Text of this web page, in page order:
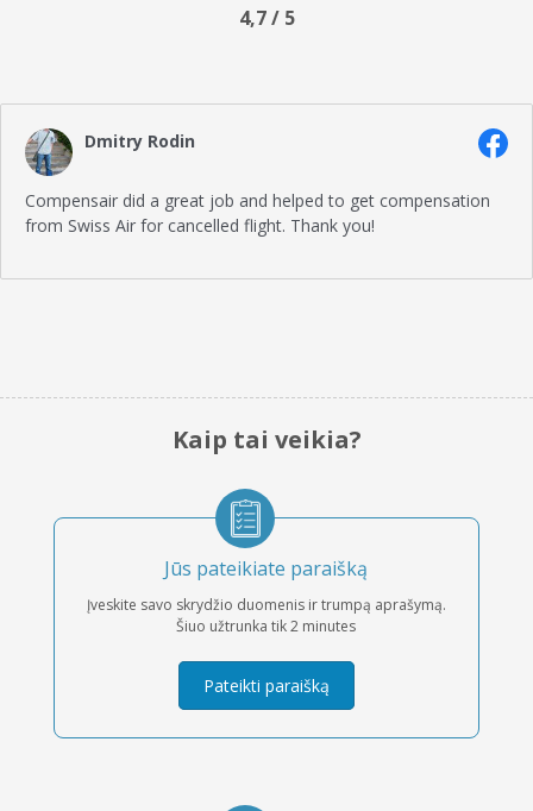
4,7 / 5
Dmitry Rodin
Compensair did a great job and helped to get compensation
from Swiss Air for cancelled flight. Thank you!
Kaip tai veikia?
Jūs pateikiate paraišką
Įveskite savo skrydžio duomenis ir trumpą aprašymą.
Šiuo užtrunka tik 2 minutes
Pateikti paraišką